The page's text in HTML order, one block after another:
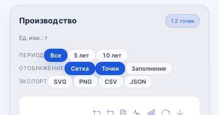
Производство
Ед. изм.: т
12 точек
ПЕРИОД Все 5 лет 10 лет
ОТОБРАЖЕНИЕ Сетка Точки Заполнение
ЭКСПОРТ SVG PNG CSV JSON